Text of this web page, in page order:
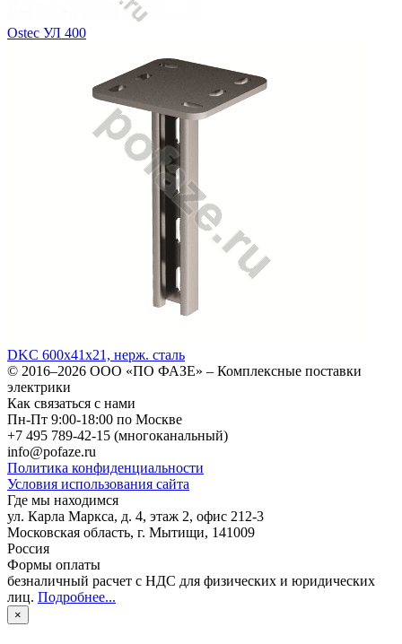
Ostec УЛ 400
DKC 600х41х21, нерж. сталь
© 2016–2026 ООО «ПО ФАЗЕ» – Комплексные поставки
электрики
Как связаться с нами
Пн-Пт 9:00-18:00 по Москве
+7 495 789-42-15 (многоканальный)
info@pofaze.ru
Политика конфиденциальности
Условия использования сайта
Где мы находимся
ул. Карла Маркса, д. 4, этаж 2, офис 212-3
Московская область, г. Мытищи, 141009
Россия
Формы оплаты
безналичный расчет с НДС для физических и юридических
лиц. Подробнее...
×